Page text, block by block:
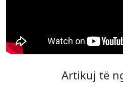
Artikuj të